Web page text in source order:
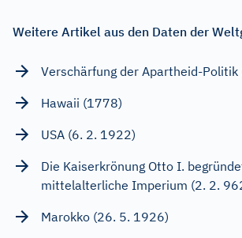
Weitere Artikel aus den Daten der
Verschärfung der Apartheid-
Hawaii (1778)
USA (6. 2. 1922)
Die Kaiserkrönung Otto I.
mittelalterliche Imperium (2. 2.
Marokko (26. 5. 1926)